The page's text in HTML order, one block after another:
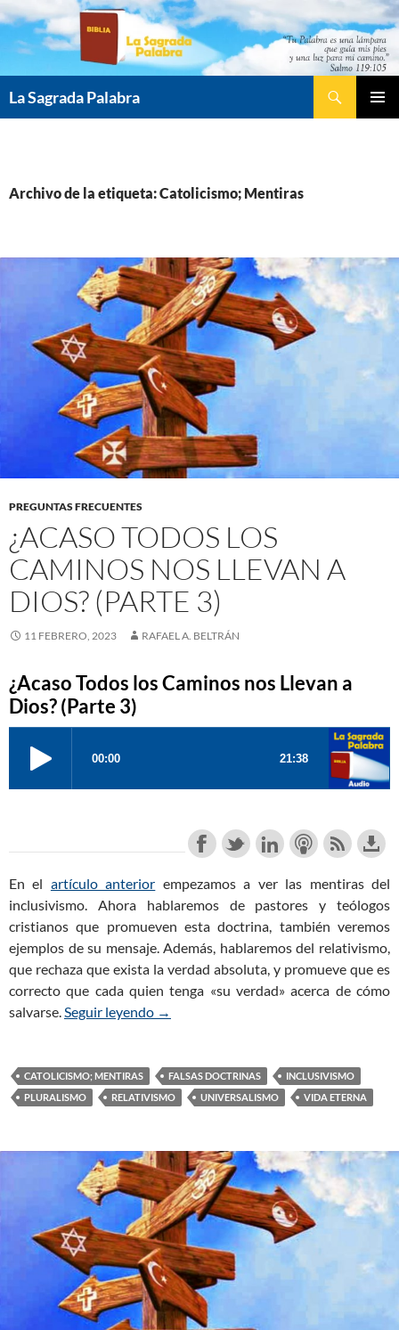
Saltar
contenido
La Sagrada Palabra
Archivo de la etiqueta: Catolicismo; Mentiras
PREGUNTAS FRECUENTES
¿ACASO TODOS LOS
CAMINOS NOS LLEVAN A
DIOS? (PARTE 3)
11 FEBRERO, 2023 RAFAEL A. BELTRÁN
¿Acaso Todos los Caminos nos Llevan a
Dios? (Parte 3)
En el artículo anterior empezamos a ver las mentiras del
inclusivismo. Ahora hablaremos de pastores y teólogos
cristianos que promueven esta doctrina, también veremos
ejemplos de su mensaje. Además, hablaremos del relativismo,
que rechaza que exista la verdad absoluta, y promueve que es
correcto que cada quien tenga «su verdad» acerca de cómo
salvarse.Seguir leyendo ¿Acaso Todos los Caminos nos Llevan
→
CATOLICISMO; MENTIRAS FALSAS DOCTRINAS
INCLUSIVISMO
PLURALISMO
RELATIVISMO UNIVERSALISMO VIDA ETERNA